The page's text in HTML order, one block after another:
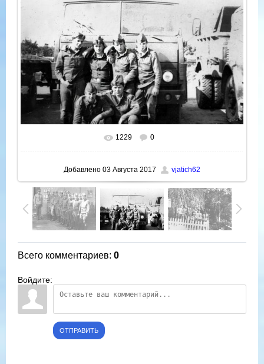
В реальном размере 1000x660
1229 0
Добавлено 03 Августа 2017 vjatich62
Всего комментариев: 0
Войдите:
ОТПРАВИТЬ